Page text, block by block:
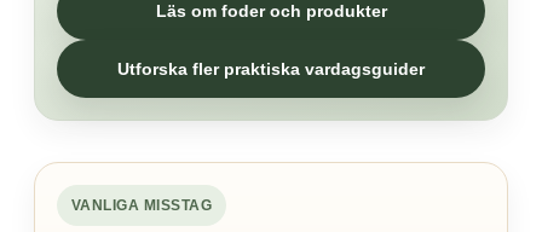
Läs om foder och produkter
Utforska fler praktiska vardagsguider
VANLIGA MISSTAG